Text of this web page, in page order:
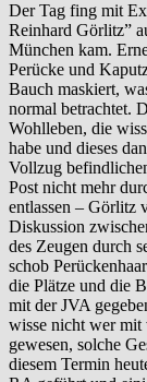
Der Tag fing mit
Reinhard Görlitz”
München kam.
Perücke und
Bauch maskiert,
normal betrachtet.
Wohlleben, die
habe und dieses
Vollzug
Post nicht mehr
entlassen – Görlitz
Diskussion
des Zeugen durch
schob
die Plätze und die
mit der JVA
wisse nicht wer mit
gewesen, solche
diesem Termin